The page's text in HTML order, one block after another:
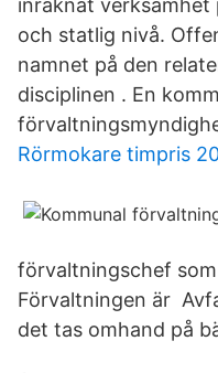
inräknat verksamhet
och statlig nivå.
namnet på den
disciplinen . En
Rörmokare timpris
förvaltningschef
Förvaltningen är
det tas omhand på